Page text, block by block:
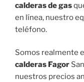
calderas de gas
en línea, nuestro
teléfono.
Somos realmente
calderas Fagor
nuestros precios